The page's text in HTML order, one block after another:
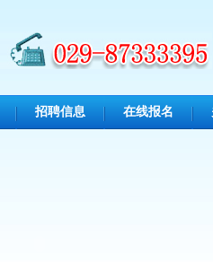
招聘信息 在线报名